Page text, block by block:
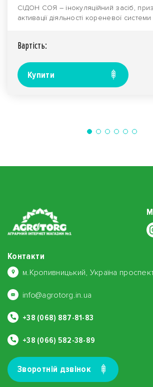
СІДОН СОЯ – інокуляційний засіб,
активації діяльності кореневої
Вартiсть:
Купити
Контакти
м.Кропивницький, Україна
info@agrotorg.in.ua
+38 (068) 887-81-83
+38 (066) 582-38-89
Зворотнiй дзвiнок